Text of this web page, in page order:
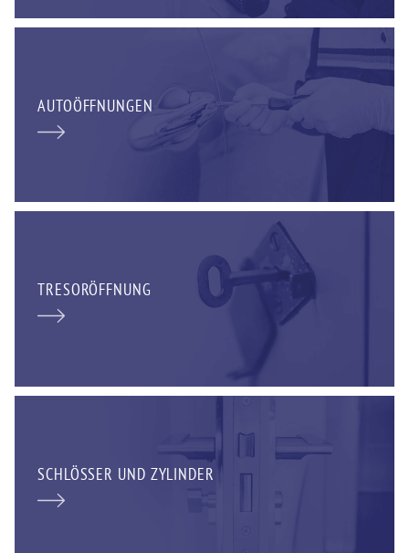
AUTOÖFFNUNGEN
TRESORÖFFNUNG
SCHLÖSSER UND ZYLINDER